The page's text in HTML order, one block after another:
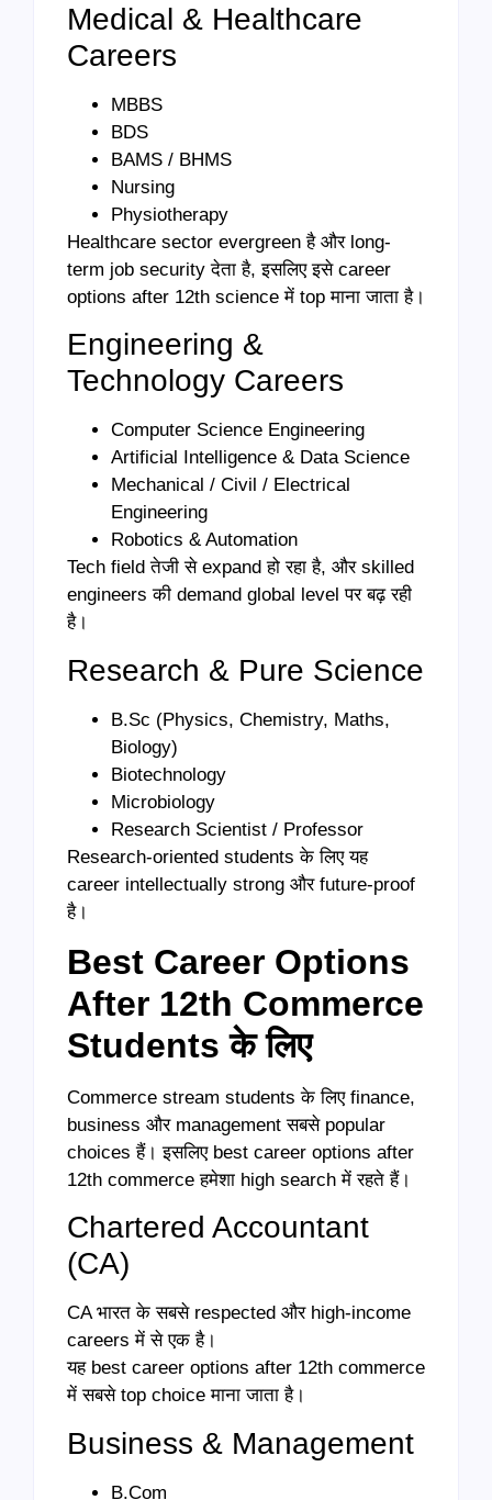
Medical & Healthcare
Careers
MBBS
BDS
BAMS / BHMS
Nursing
Physiotherapy
Healthcare sector evergreen है और long-
term job security देता है, इसलिए इसे career
options after 12th science में top माना जाता है।
Engineering &
Technology Careers
Computer Science Engineering
Artificial Intelligence & Data Science
Mechanical / Civil / Electrical
Engineering
Robotics & Automation
Tech field तेजी से expand हो रहा है, और skilled
engineers की demand global level पर बढ़ रही
है।
Research & Pure Science
B.Sc (Physics, Chemistry, Maths,
Biology)
Biotechnology
Microbiology
Research Scientist / Professor
Research-oriented students के लिए यह
career intellectually strong और future-proof
है।
Best Career Options
After 12th Commerce
Students के लिए
Commerce stream students के लिए finance,
business और management सबसे popular
choices हैं। इसलिए best career options after
12th commerce हमेशा high search में रहते हैं।
Chartered Accountant
(CA)
CA भारत के सबसे respected और high-income
careers में से एक है।
यह best career options after 12th commerce
में सबसे top choice माना जाता है।
Business & Management
B.Com